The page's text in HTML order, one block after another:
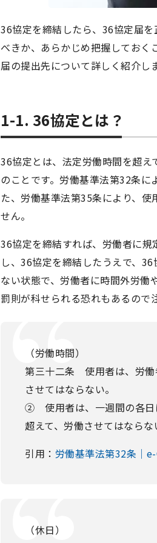
36協定を締結したら、36協定届
べきか、あらかじめ把握しておく
届の提出先について詳しく紹介し
1-1. 36協定とは？
36協定とは、法定労働時間を超
のことです。労働基準法第32条
た、労働基準法第35条により、
せん。
36協定を締結すれば、労働者に
し、36協定を締結したうえで、
ない状態で、労働者に時間外労働
罰則が科せられる恐れもあるので
（労働時間）
第三十二条 使用者は、労働
させてはならない。
② 使用者は、一週間の各日
超えて、労働させてはならな
引用： 労働基準法第32条｜
（休日）